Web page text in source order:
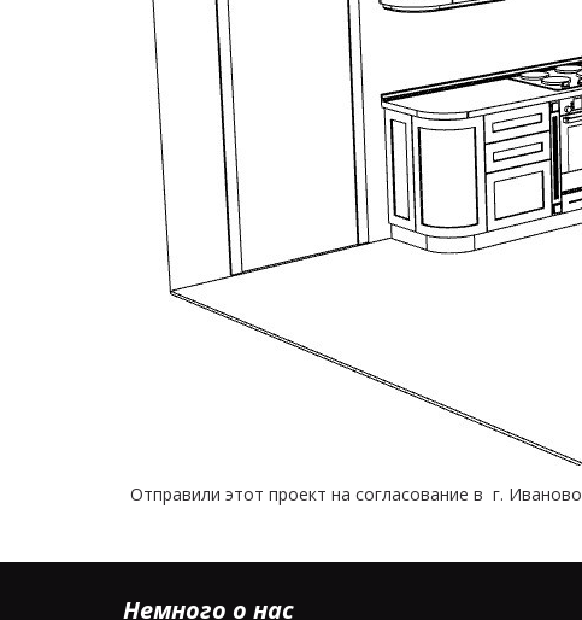
Отправили этот проект на согласование в г. Иваново
Немного о нас